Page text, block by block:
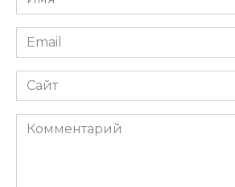
*
Email
*
Сайт
Комментарий